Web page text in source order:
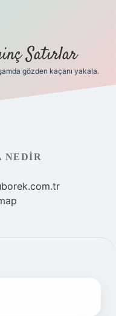
Satırlar
gözden kaçanı yakala.
NEDIR